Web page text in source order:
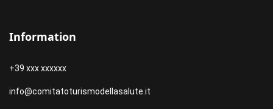
Information
+39 xxx xxxxxx
info@comitatoturismodellasalute.it